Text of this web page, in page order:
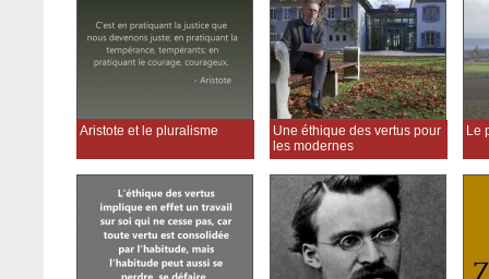
Aristote et le pluralisme
Une éthique des vertus pour
les modernes
Le